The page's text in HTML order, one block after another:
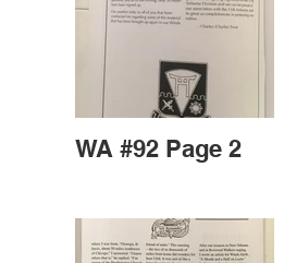
WA #92 Page 2